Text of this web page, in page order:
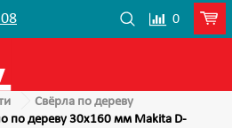
0
Свёрла по дереву
по дереву 30x160 мм Makita D-